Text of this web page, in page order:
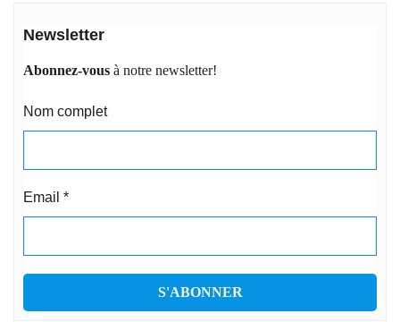
Newsletter
Abonnez-vous à notre newsletter!
Nom complet
Email *